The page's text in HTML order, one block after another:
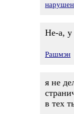
Не-а, у
Рашмэн
я не
в тех